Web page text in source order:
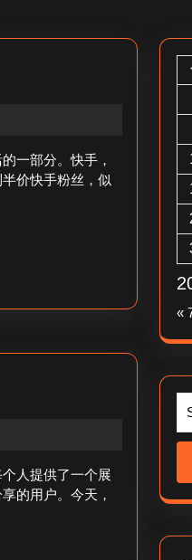
一部分。快手，
价快手粉丝，似
人提供了一个展
的用户。今天，
«